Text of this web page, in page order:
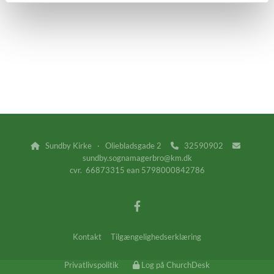
Sundby Kirke · Oliebladsgade 2 32590902 
sundby.sognamagerbro@km.dk
cvr. 66873315 ean 5798000842786
Kontakt Tilgængelighedserklæring
Privatlivspolitik Log på ChurchDesk